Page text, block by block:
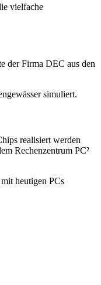
vielfache
der Firma DEC aus den
simuliert.
realisiert werden
Rechenzentrum PC²
heutigen PCs